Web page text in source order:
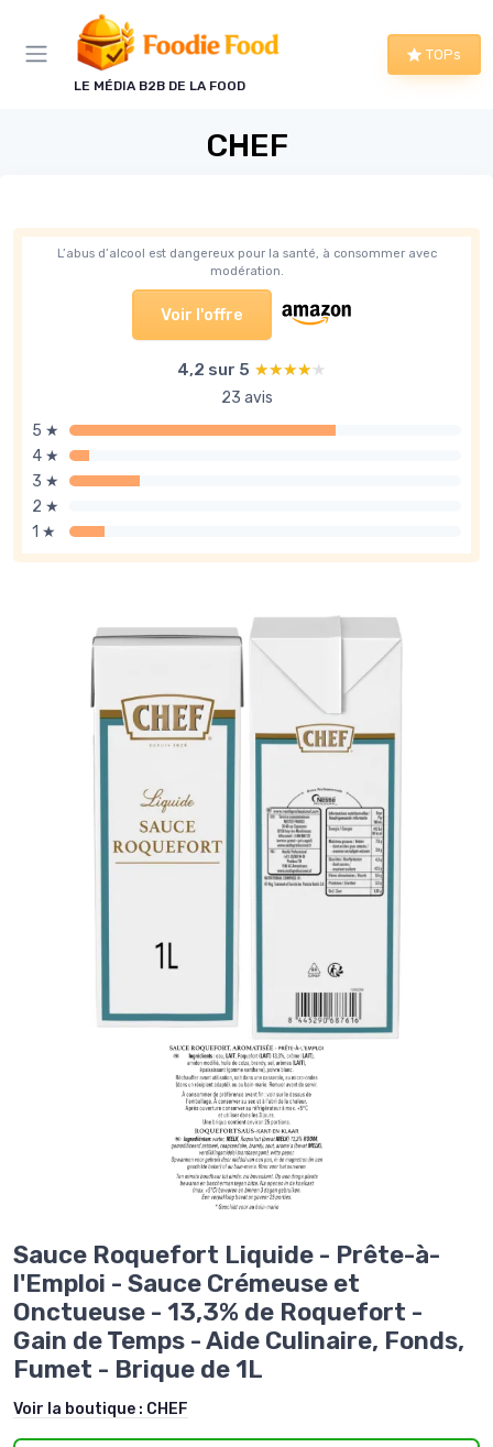
LE MÉDIA B2B DE LA FOOD
TOPs
CHEF
L’abus d’alcool est dangereux pour la santé, à consommer avec
modération.
Voir l'offre
4,2 sur 5 ★★★★★
★★★★★
23 avis
5 ★
4 ★
3 ★
2 ★
1 ★
Sauce Roquefort Liquide - Prête-à-
l'Emploi - Sauce Crémeuse et
Onctueuse - 13,3% de Roquefort -
Gain de Temps - Aide Culinaire, Fonds,
Fumet - Brique de 1L
Voir la boutique : CHEF
Panneau de gestion des cookies